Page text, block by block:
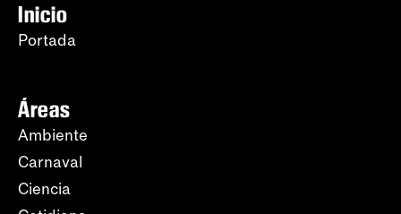
Inicio
Portada
Áreas
Ambiente
Carnaval
Ciencia